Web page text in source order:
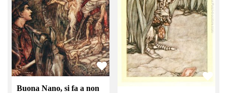
Buona Nano, si fa a non